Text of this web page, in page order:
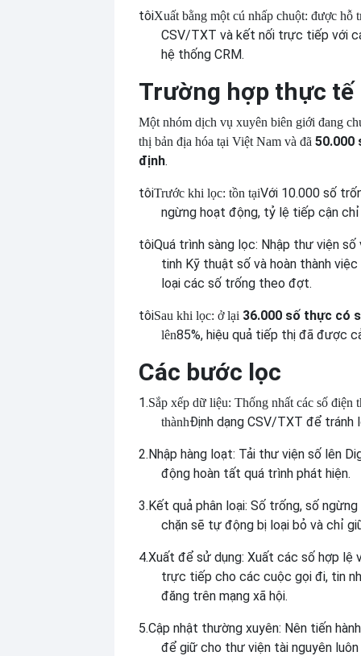
tôiXuất bằng một cú nhấp chuột: được hỗ
CSV/TXT và kết nối trực tiếp với
hệ thống CRM.
Trường hợp thực tế
Một nhóm dịch vụ xuyên biên giới đang
thị bản địa hóa tại Việt Nam và đã 50.000
định.
tôiTrước khi lọc: tồn tạiVới 10.000 số
ngừng hoạt động, tỷ lệ tiếp cận chỉ
tôiQuá trình sàng lọc: Nhập thư viện số
tinh Kỹ thuật số và hoàn thành
loại các số trống theo đợt.
tôiSau khi lọc: ở lại 36.000 số thực có
lên85%, hiệu quả tiếp thị đã được
Các bước lọc
1.Sắp xếp dữ liệu: Thống nhất các số điện
thànhĐịnh dạng CSV/TXT để tránh
2.Nhập hàng loạt: Tải thư viện số lên
động hoàn tất quá trình phát hiện.
3.Kết quả phân loại: Số trống, số
chặn sẽ tự động bị loại bỏ và chỉ
4.Xuất để sử dụng: Xuất các số hợp lệ
trực tiếp cho các cuộc gọi đi, tin
đăng trên mạng xã hội.
5.Cập nhật thường xuyên: Nên tiến
để giữ cho thư viện tài nguyên